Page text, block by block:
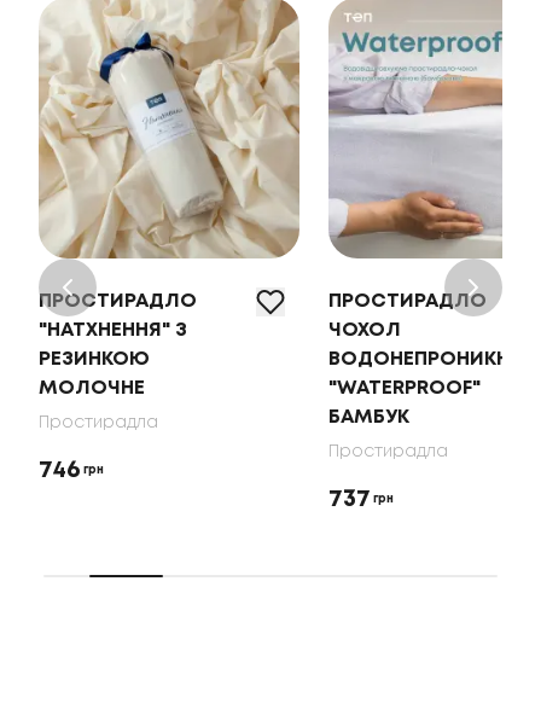
ПРОСТИРАДЛО
"НАТХНЕННЯ" З
РЕЗИНКОЮ
МОЛОЧНЕ
Простирадла
746 грн
ПРОСТИРАДЛО
ЧОХОЛ
ВОДОНЕПРОНИКНИЙ
"WATERPROOF"
БАМБУК
Простирадла
737 грн